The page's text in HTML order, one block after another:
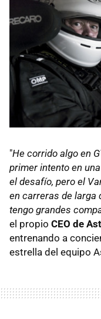
"He corrido algo en
primer intento en
el desafío, pero el
en carreras de larga
tengo grandes
el propio CEO de
entrenando a
estrella del equipo